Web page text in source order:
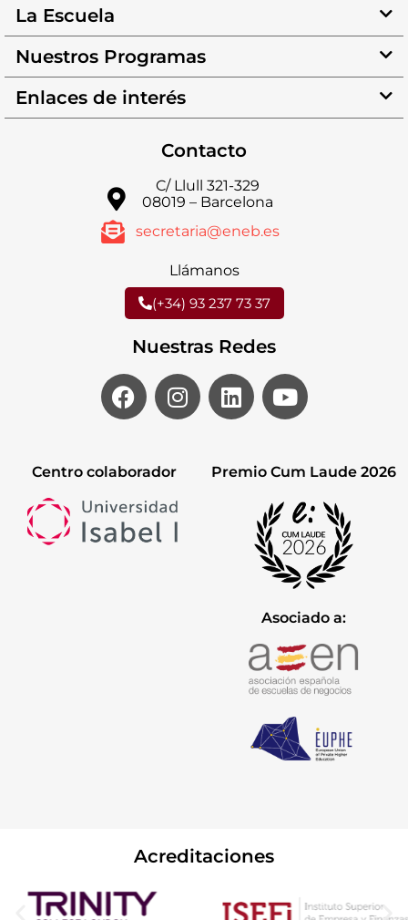
La Escuela
Nuestros Programas
Enlaces de interés
Contacto
C/ Llull 321-329
08019 – Barcelona
secretaria@eneb.es
Llámanos
(+34) 93 237 73 37
Nuestras Redes
Centro colaborador Premio Cum Laude 2026
Asociado a:
Acreditaciones